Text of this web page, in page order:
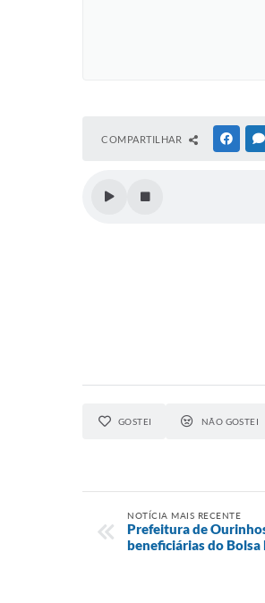
COMPARTILHAR
GOSTEI NÃO GOSTEI
NOTÍCIA MAIS RECENTE
Prefeitura de
beneficiárias do Bolsa